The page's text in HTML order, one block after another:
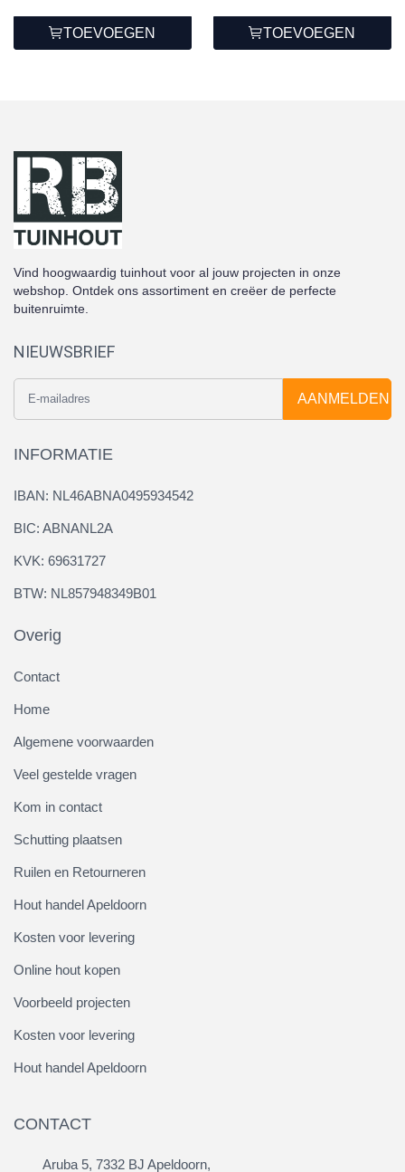
TOEVOEGEN TOEVOEGEN
Vind hoogwaardig tuinhout voor al jouw projecten in onze
webshop. Ontdek ons assortiment en creëer de perfecte
buitenruimte.
NIEUWSBRIEF
AANMELDEN
INFORMATIE
IBAN: NL46ABNA0495934542
BIC: ABNANL2A
KVK: 69631727
BTW: NL857948349B01
Overig
Contact
Home
Algemene voorwaarden
Veel gestelde vragen
Kom in contact
Schutting plaatsen
Ruilen en Retourneren
Hout handel Apeldoorn
Kosten voor levering
Online hout kopen
Voorbeeld projecten
Kosten voor levering
Hout handel Apeldoorn
CONTACT
Aruba 5, 7332 BJ Apeldoorn,